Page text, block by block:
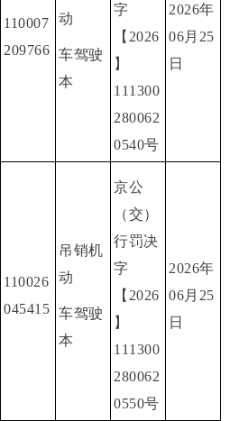
110007
209766
动
车驾驶
本
字
【2026
】
111300
280062
0540号
2026年
06月25
日
110026
045415
吊销机
动
车驾驶
本
京公
（交）
行罚决
字
【2026
】
111300
280062
0550号
2026年
06月25
日